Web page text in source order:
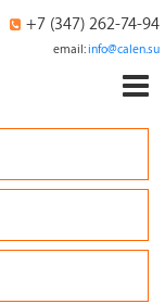
+7 (347) 262-74-94
email:info@calen.su